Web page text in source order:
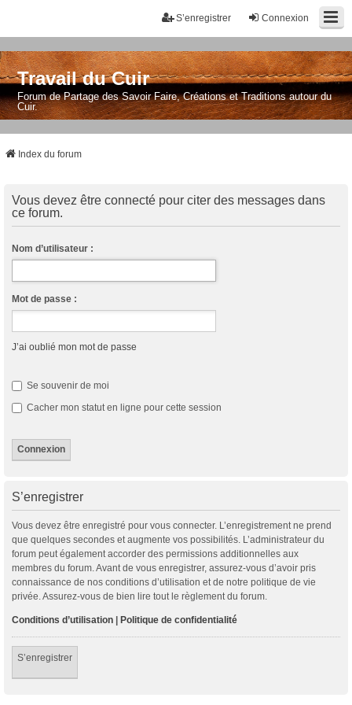
Connexion
S’enregistrer
Travail du Cuir
Forum de Partage des Savoir Faire, Créations et Traditions autour du
Cuir.
Index du forum
Vous devez être connecté pour citer des messages dans
ce forum.
Nom d’utilisateur :
Mot de passe :
J’ai oublié mon mot de passe
Se souvenir de moi
Cacher mon statut en ligne pour cette session
S’enregistrer
Vous devez être enregistré pour vous connecter. L’enregistrement ne prend
que quelques secondes et augmente vos possibilités. L’administrateur du
forum peut également accorder des permissions additionnelles aux
membres du forum. Avant de vous enregistrer, assurez-vous d’avoir pris
connaissance de nos conditions d’utilisation et de notre politique de vie
privée. Assurez-vous de bien lire tout le règlement du forum.
Conditions d’utilisation | Politique de confidentialité
S’enregistrer